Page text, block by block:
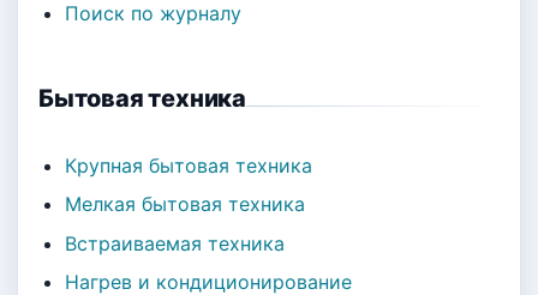
Поиск по журналу
Бытовая техника
Крупная бытовая техника
Мелкая бытовая техника
Встраиваемая техника
Нагрев и кондиционирование